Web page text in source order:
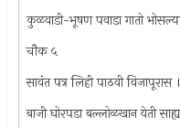
कुळवाडी-भूषण पवाडा गातो
चौक ५
सावंत पत्र लिही पाठवी
बाजी घोरपडा बल्लोळखान येती